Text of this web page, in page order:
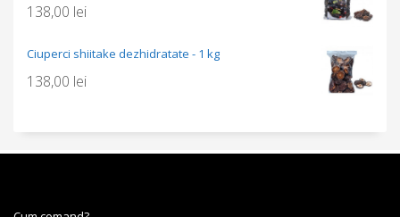
138,00 lei
Ciuperci shiitake dezhidratate - 1 kg
138,00 lei